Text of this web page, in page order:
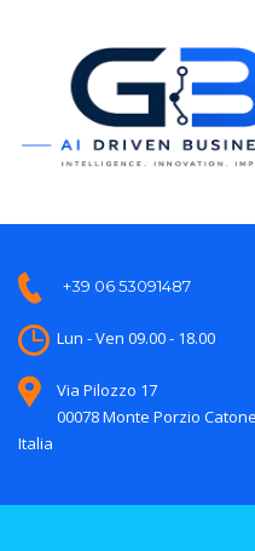
+39 06 53091487
Lun - Ven 09.00 - 18.00
Via Pilozzo 17
00078 Monte Porzio
Italia